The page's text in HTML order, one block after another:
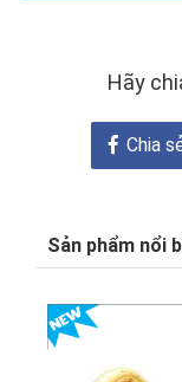
Hãy
Chia
Sản phẩm nổi